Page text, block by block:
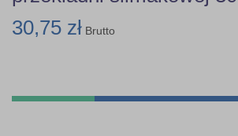
30,75 zł Brutto